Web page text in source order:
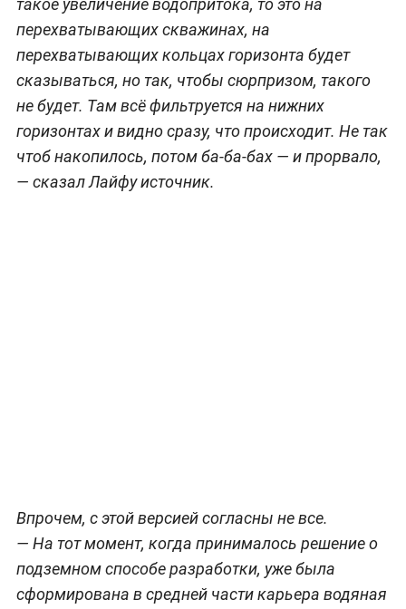
такое увеличение водопритока, то это на
перехватывающих скважинах, на
перехватывающих кольцах горизонта будет
сказываться, но так, чтобы сюрпризом, такого
не будет. Там всё фильтруется на нижних
горизонтах и видно сразу, что происходит. Не так
чтоб накопилось, потом ба-ба-бах — и прорвало,
— cказал Лайфу источник.
Впрочем, с этой версией согласны не все.
— На тот момент, когда принималось решение о
подземном способе разработки, уже была
сформирована в средней части карьера водяная